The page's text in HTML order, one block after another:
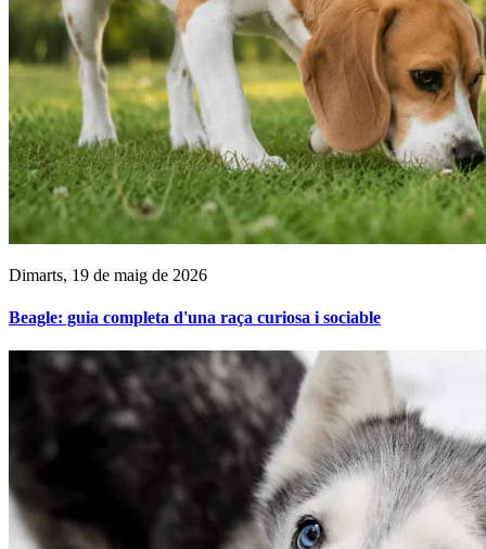
Dimarts, 19 de maig de 2026
Beagle: guia completa d'una raça curiosa i sociable